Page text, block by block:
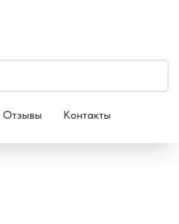
Отзывы Контакты